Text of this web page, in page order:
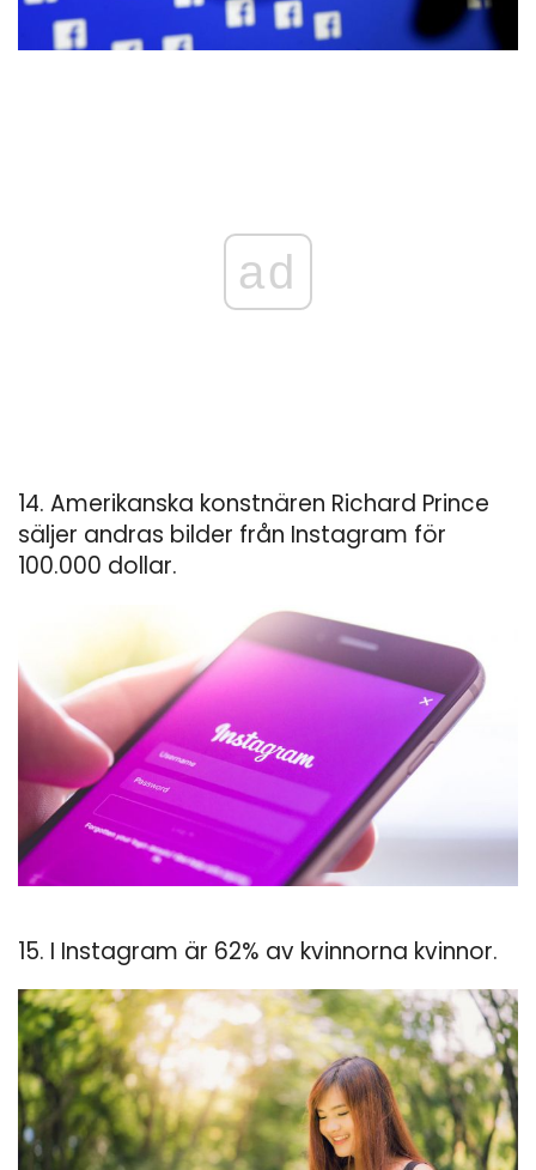
ad
14. Amerikanska konstnären Richard Prince
säljer andras bilder från Instagram för
100.000 dollar.
15. I Instagram är 62% av kvinnorna kvinnor.